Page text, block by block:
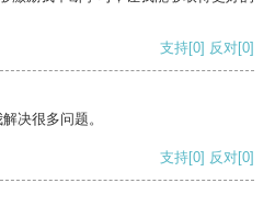
支持[0] 反对[0]
决很多问题。
支持[0] 反对[0]